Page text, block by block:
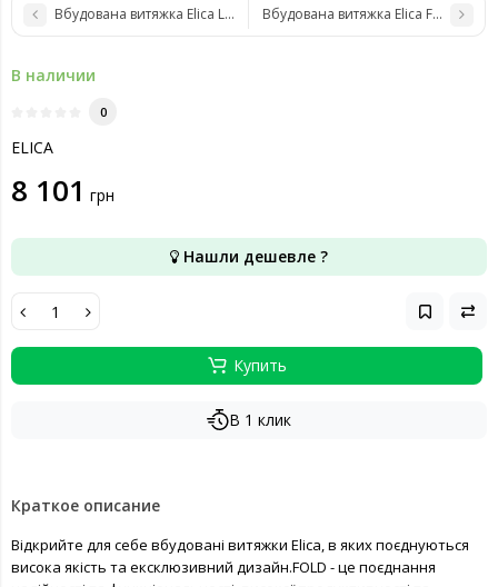
Вбудована витяжка Elica Lane BL MAT/A/52Вбудована витяжка Elica FOLD BL
В наличии
0
ELICA
8 101 грн
Нашли дешевле ?
Купить
В 1 клик
Краткое описание
Відкрийте для себе вбудовані витяжки Elica, в яких поєднуються
висока якість та ексклюзивний дизайн.FOLD - це поєднання